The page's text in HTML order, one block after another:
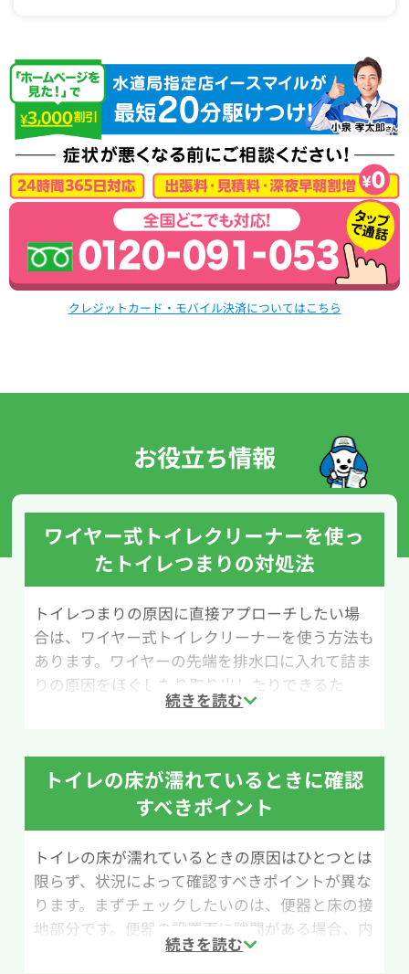
クレジットカード・モバイル決済についてはこちら
お役立ち情報
ワイヤー式トイレクリーナーを使っ
たトイレつまりの対処法
トイレつまりの原因に直接アプローチしたい場
合は、ワイヤー式トイレクリーナーを使う方法も
あります。ワイヤーの先端を排水口に入れて詰ま
りの原因をほぐしたり取り出したりできるた
め、ラバーカップ（すっぽん）で改善しない場合
やネットショップでも比較的手軽に購入できま
す。
ただし、ワイヤー式トイレクリーナーは本来排水
慣れていないと使い方が難しいと感じる場合もあ
ります。無理に押し込んだり強くこすったりする
と、排水管や便器を傷つける恐れがあるため慎重
に作業を行いましょう。
トイレの床が濡れているときに確認
すべきポイント
トイレの床が濡れているときの原因はひとつとは
限らず、状況によって確認すべきポイントが異な
ります。まずチェックしたいのは、便器と床の接
地部分です。便器の設置面に隙間がある場合、内
部の排水が漏れ出して床が濡れることがありま